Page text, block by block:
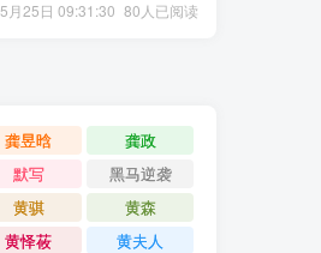
5月25日 09:31:30 80人已阅读
龚昱晗
龚政
默写
黑马逆袭
黄骐
黄森
黄怿莜
黄夫人